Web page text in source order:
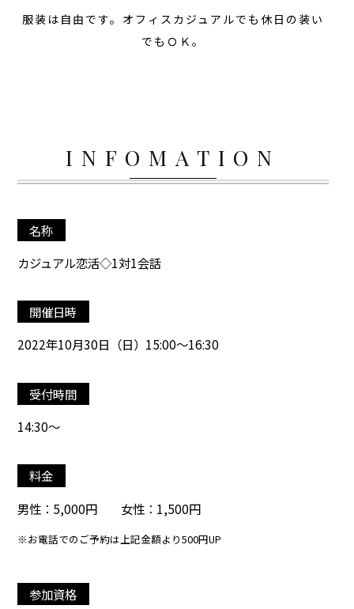
服装は自由です。オフィスカジュアルでも休日の装い
でもＯＫ。
INFOMATION
名称
カジュアル恋活◇1対1会話
開催日時
2022年10月30日（日）15:00～16:30
受付時間
14:30～
料金
男性：5,000円 女性：1,500円
※お電話でのご予約は上記金額より500円UP
参加資格